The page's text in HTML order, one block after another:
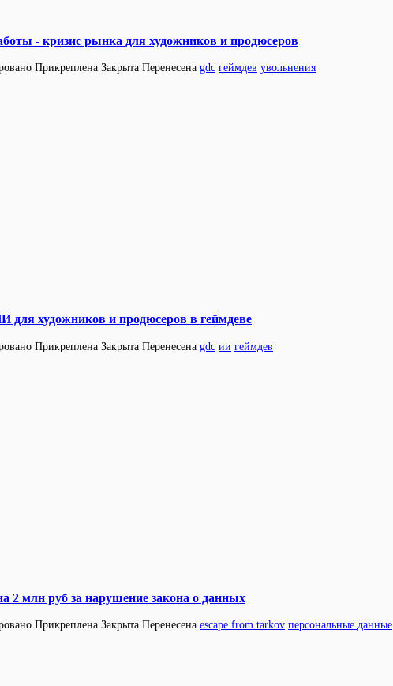
- кризис рынка для художников и продюсеров
Прикреплена Закрыта Перенесена gdc геймдев увольнения
для художников и продюсеров в геймдеве
Прикреплена Закрыта Перенесена gdc ии геймдев
2 млн руб за нарушение закона о данных
Прикреплена Закрыта Перенесена escape from tarkov персональные данные